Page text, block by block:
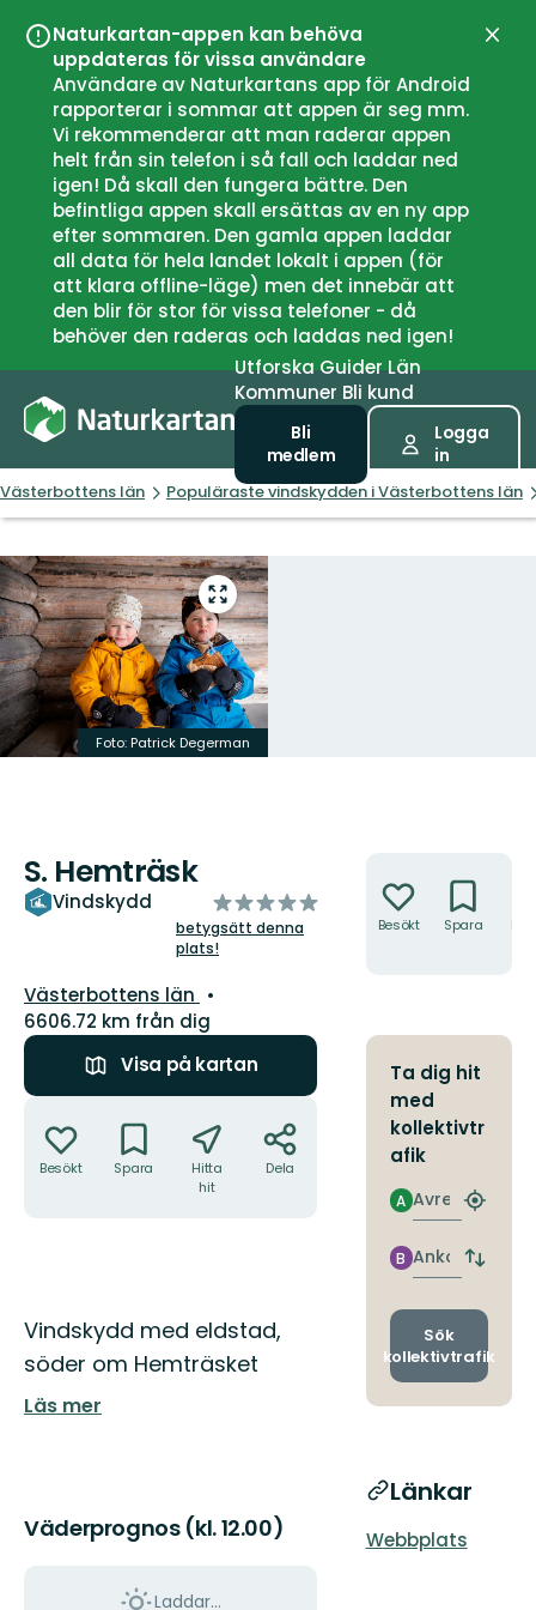
Naturkartan-appen kan behöva
uppdateras för vissa användare
Användare av Naturkartans app för Android
rapporterar i sommar att appen är seg mm.
Vi rekommenderar att man raderar appen
helt från sin telefon i så fall och laddar ned
igen! Då skall den fungera bättre. Den
befintliga appen skall ersättas av en ny app
efter sommaren. Den gamla appen laddar
all data för hela landet lokalt i appen (för
att klara offline-läge) men det innebär att
den blir för stor för vissa telefoner - då
behöver den raderas och laddas ned igen!
UtforskaGuiderLän
Kommuner Bli kund
Bli
medlem
Logga
in
Västerbottens län Populäraste vindskydden i Västerbottens län
Gå
till
helskärmsläge
Foto: Patrick Degerman
S. Hemträsk
Vindskydd
av
5
stjärnor
betygsätt denna
plats!
Län:
Västerbottens län
6606.72 km från dig
Visa på kartan
Besökt Spara
Hitta
hit
Dela
Beskrivning
Vindskydd med eldstad,
söder om Hemträsket
Läs mer
Väderprognos (kl. 12.00)
Laddar...
Besökt Spara
Ta dig hit
med
kollektivtr
afik
Avresa
A
Hitta
Ankomst
B
Byt
och
Sök
kollektivtrafik
Länkar
Webbplats